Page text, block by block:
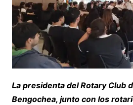
La presidenta del Rotary Club
Bengochea, junto con los